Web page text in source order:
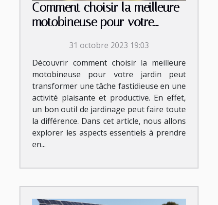
Comment choisir la meilleure
motobineuse pour votre
31 octobre 2023 19:03
Découvrir comment choisir la meilleure
motobineuse pour votre jardin peut
transformer une tâche fastidieuse en une
activité plaisante et productive. En effet,
un bon outil de jardinage peut faire toute
la différence. Dans cet article, nous allons
explorer les aspects essentiels à prendre
en...